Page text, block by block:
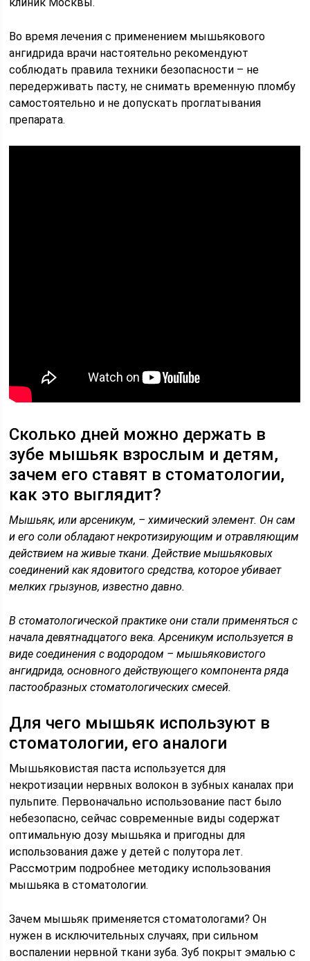
Во время лечения с применением мышьякового
ангидрида врачи настоятельно рекомендуют
соблюдать правила техники безопасности – не
передерживать пасту, не снимать временную пломбу
самостоятельно и не допускать проглатывания
препарата.
Сколько дней можно держать в
зубе мышьяк взрослым и детям,
зачем его ставят в стоматологии,
как это выглядит?
Мышьяк, или арсеникум, – химический элемент. Он сам
и его соли обладают некротизирующим и отравляющим
действием на живые ткани. Действие мышьяковых
соединений как ядовитого средства, которое убивает
мелких грызунов, известно давно.
В стоматологической практике они стали применяться с
начала девятнадцатого века. Арсеникум используется в
виде соединения с водородом – мышьяковистого
ангидрида, основного действующего компонента ряда
пастообразных стоматологических смесей.
Для чего мышьяк используют в
стоматологии, его аналоги
Мышьяковистая паста используется для
некротизации нервных волокон в зубных каналах при
пульпите. Первоначально использование паст было
небезопасно, сейчас современные виды содержат
оптимальную дозу мышьяка и пригодны для
использования даже у детей с полутора лет.
Рассмотрим подробнее методику использования
мышьяка в стоматологии.
Зачем мышьяк применяется стоматологами? Он
нужен в исключительных случаях, при сильном
воспалении нервной ткани зуба. Зуб покрыт эмалью с